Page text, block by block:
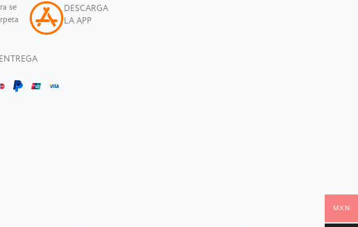
se
DESCARGA
LA APP
MXN